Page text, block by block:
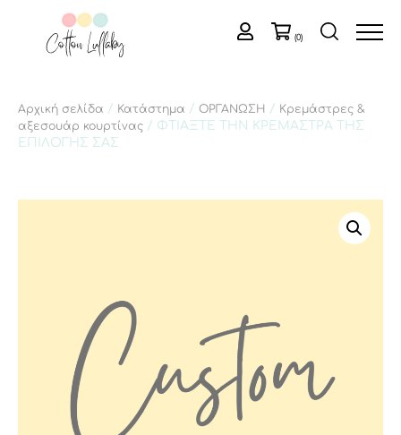
(0)
Αρχική σελίδα / Κατάστημα / ΟΡΓΑΝΩΣΗ / Κρεμάστρες &
αξεσουάρ κουρτίνας / ΦΤΙΑΞΤΕ ΤΗΝ ΚΡΕΜΑΣΤΡΑ ΤΗΣ
ΕΠΙΛΟΓΗΣ ΣΑΣ